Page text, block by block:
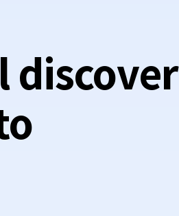
discover